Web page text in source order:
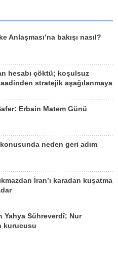
Anlaşması’na bakışı nasıl?
hesabı çöktü; koşulsuz
stratejik aşağılanmaya
Erbain Matem Günü
neden geri adım
İran’ı karadan kuşatma
Yahya Sühreverdî; Nur
kurucusu